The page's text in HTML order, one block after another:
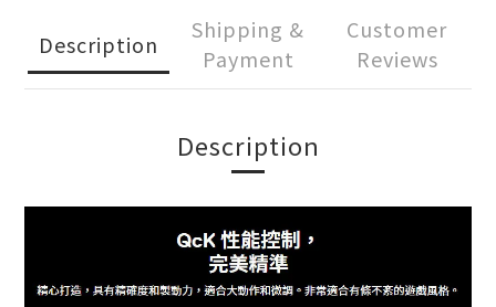
Description
Shipping &
Payment
Customer
Reviews
Description